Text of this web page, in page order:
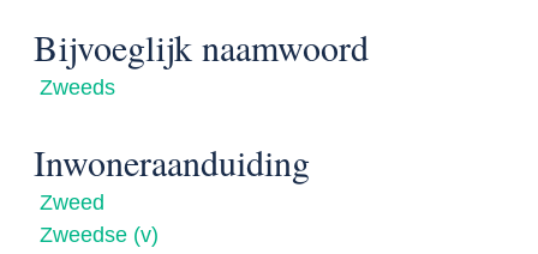
Bijvoeglijk naamwoord
Zweeds
Inwoneraanduiding
Zweed
Zweedse (v)